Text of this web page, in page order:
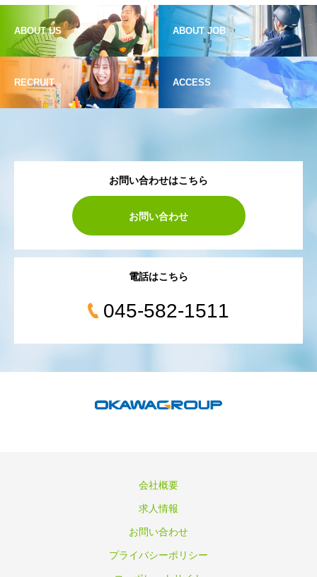
ABOUT US ABOUT JOB
RECRUIT ACCESS
お問い合わせはこちら
お問い合わせ
電話はこちら
045-582-1511
会社概要
求人情報
お問い合わせ
プライバシーポリシー